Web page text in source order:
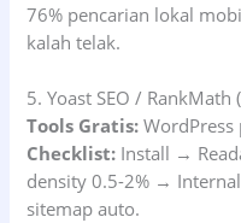
76% pencarian lokal
kalah telak.
5. Yoast SEO /
Tools Gratis: WordPress
Checklist: Install →
density 0.5-2% →
sitemap auto.